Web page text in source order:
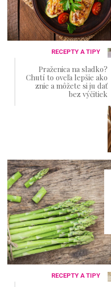
RECEPTY A TIPY
Praženica na sladko?
Chutí to oveľa lepšie ako
znie a môžete si ju dať
bez výčitiek
RECEPTY A TIPY